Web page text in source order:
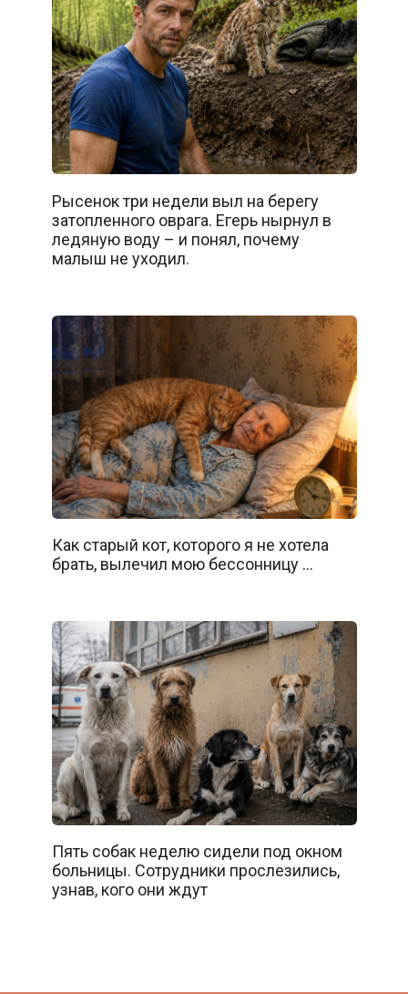
Рысенок три недели выл на берегу
затопленного оврага. Егерь нырнул в
ледяную воду – и понял, почему
малыш не уходил.
Как старый кот, которого я не хотела
брать, вылечил мою бессонницу …
Пять собак неделю сидели под окном
больницы. Сотрудники прослезились,
узнав, кого они ждут